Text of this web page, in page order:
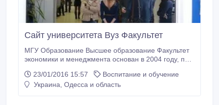
Сайт университета Вуз Факультет
МГУ Образование Высшее образование Факультет
экономики и менеджмента основан в 2004 году, при
Одесса) и на сегодняшний день факультет
представляет собой одно из самых больших
23/01/2016 15:57
Воспитание и обучение
Украина, Одесса и область